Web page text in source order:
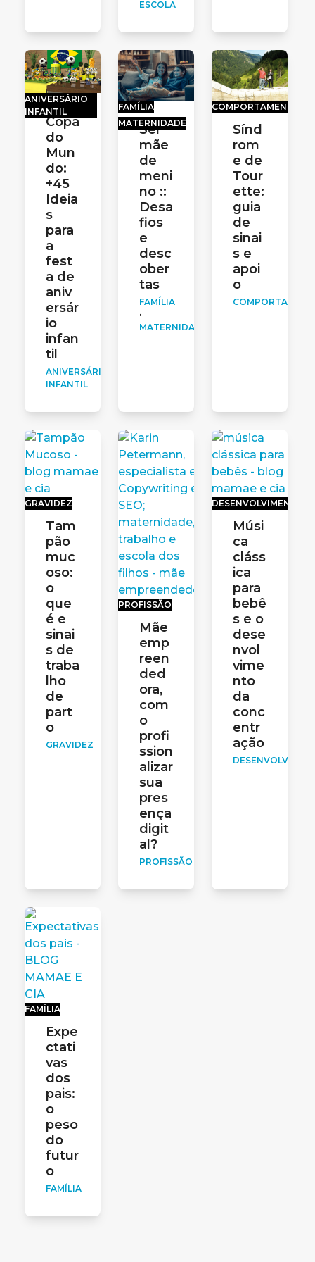
ESCOLA
ANIVERSÁRIO
INFANTIL
Copa
do
Mun
do:
+45
Ideia
s
para
a
fest
a de
aniv
ersár
io
infan
til
ANIVERSÁRIO
INFANTIL
FAMÍLIA
MATERNIDADE
Ser
mãe
de
meni
no ::
Desa
fios
e
desc
ober
tas
FAMÍLIA
·
MATERNIDADE
COMPORTAMENTO
Sínd
rom
e de
Tour
ette:
guia
de
sinai
s e
apoi
o
GRAVIDEZ
Tam
pão
muc
oso:
o
que
é e
sinai
s de
traba
lho
de
part
o
GRAVIDEZ
PROFISSÃO
Mãe
emp
reen
ded
ora,
com
o
profi
ssion
alizar
sua
pres
ença
digit
al?
PROFISSÃO
DESENVOLVIMENTO
Músi
ca
cláss
ica
para
bebê
s e o
dese
nvol
vime
nto
da
conc
entr
ação
FAMÍLIA
Expe
ctati
vas
dos
pais:
o
peso
do
futur
o
FAMÍLIA